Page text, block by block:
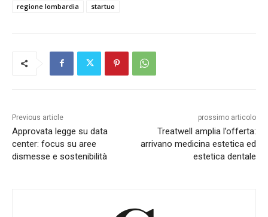
regione lombardia
startuo
Previous article
Approvata legge su data
center: focus su aree
dismesse e sostenibilità
prossimo articolo
Treatwell amplia l’offerta:
arrivano medicina estetica ed
estetica dentale